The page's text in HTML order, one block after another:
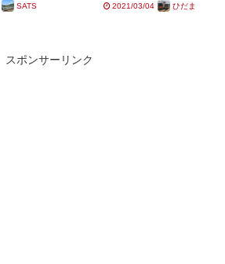
SATS 2021/03/04 ひだま
スポンサーリンク